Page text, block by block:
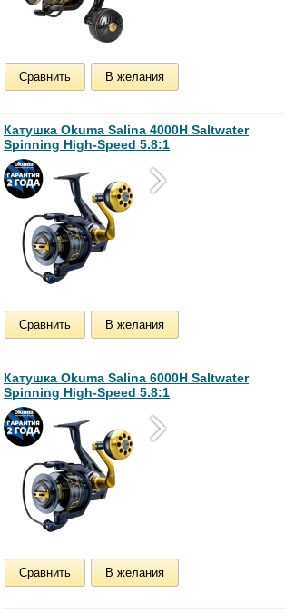
Сравнить В желания
Катушка Okuma Salina 4000H Saltwater
Spinning High-Speed 5.8:1
Сравнить В желания
Катушка Okuma Salina 6000H Saltwater
Spinning High-Speed 5.8:1
Сравнить В желания